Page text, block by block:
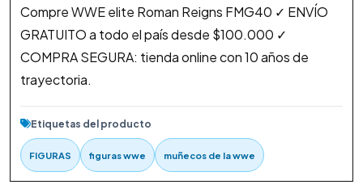
Compre WWE elite Roman Reigns FMG40 ✓ ENVÍO
GRATUITO a todo el país desde $100.000 ✓
COMPRA SEGURA: tienda online con 10 años de
trayectoria.
Etiquetas del producto
FIGURAS figuras wwe muñecos de la wwe